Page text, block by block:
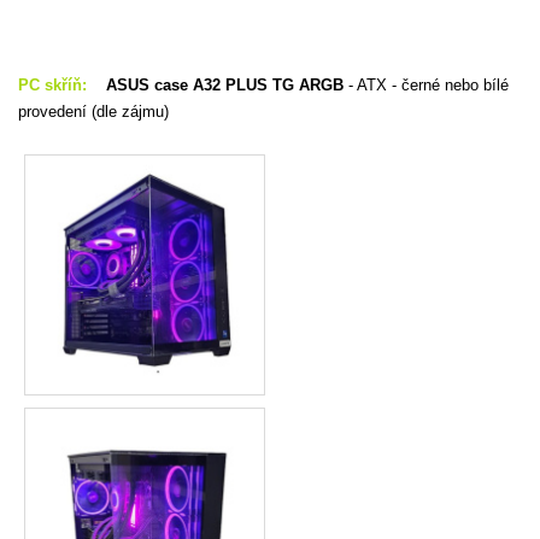
PC skříň: ASUS case A32 PLUS TG ARGB - ATX - černé nebo bílé
provedení (dle zájmu)